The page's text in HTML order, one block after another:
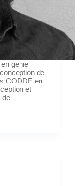
génie
de
CODDE en
et
de